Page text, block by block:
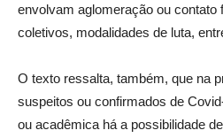
envolvam aglomeração ou contato
coletivos, modalidades de luta,
O texto ressalta, também, que na
suspeitos ou confirmados de
ou acadêmica há a possibilidade